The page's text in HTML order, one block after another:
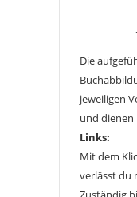
Die
jeweiligen
und dienen
Links:
Mit dem
verlässt du